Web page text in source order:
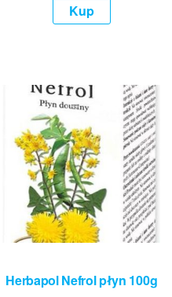
Kup
Herbapol Nefrol płyn 100g